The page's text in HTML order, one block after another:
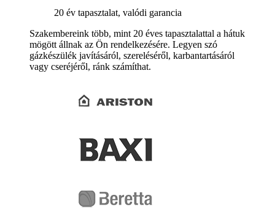
20 év tapasztalat, valódi garancia
Szakembereink több, mint 20 éves tapasztalattal a hátuk
mögött állnak az Ön rendelkezésére. Legyen szó
gázkészülék javításáról, szereléséről, karbantartásáról
vagy cseréjéről, ránk számíthat.